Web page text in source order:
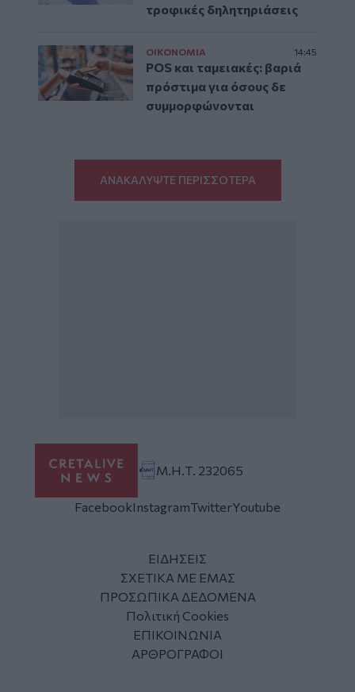
τροφικές δηλητηριάσεις
ΟΙΚΟΝΟΜΙΑ 14:45
POS και ταμειακές: βαριά
πρόστιμα για όσους δε
συμμορφώνονται
ΑΝΑΚΑΛΥΨΤΕ ΠΕΡΙΣΣΟΤΕΡΑ
Μ.Η.Τ. 232065
FacebookInstagramTwitterYoutube
ΕΙΔΗΣΕΙΣ
ΣΧΕΤΙΚΑ ΜΕ ΕΜΑΣ
ΠΡΟΣΩΠΙΚΑ ΔΕΔΟΜΕΝΑ
Πολιτική Cookies
ΕΠΙΚΟΙΝΩΝΙΑ
ΑΡΘΡΟΓΡΑΦΟΙ